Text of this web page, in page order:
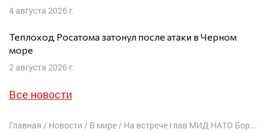
4 августа 2026 г.
Теплоход Росатома затонул после атаки в Черном
море
2 августа 2026 г.
Все новости
Главная / Новости / В мире/ На встрече глав МИД НАТО Борис Джонсон пообещал обсудить «пагубные действия» России